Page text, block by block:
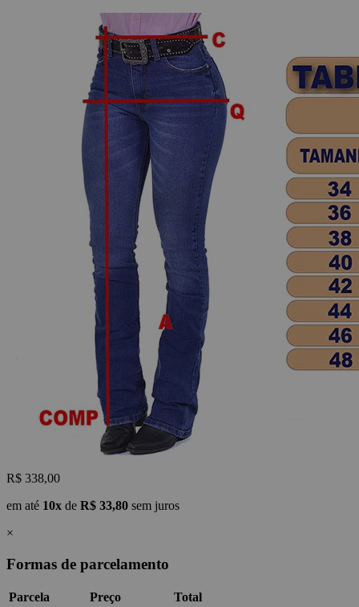
R$ 338,00
em até 10x de R$ 33,80 sem juros
×
Formas de parcelamento
Parcela Preço
Total